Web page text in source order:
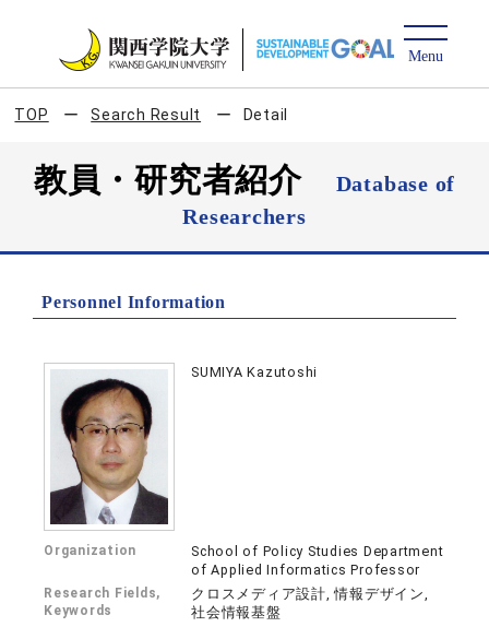
TOP Search Result Detail
教員・研究者紹介
Database of
Researchers
Personnel Information
SUMIYA Kazutoshi
Organization
School of Policy Studies Department
of Applied Informatics Professor
Research Fields,
Keywords
クロスメディア設計, 情報デザイン,
社会情報基盤